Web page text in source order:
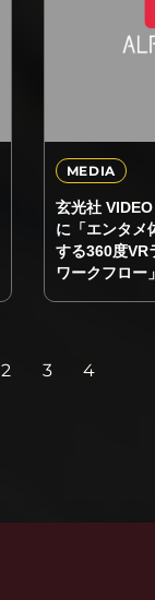
MEDIA
玄光社
に「エンタメ
する360度VR
ワークフロー
2 3 4